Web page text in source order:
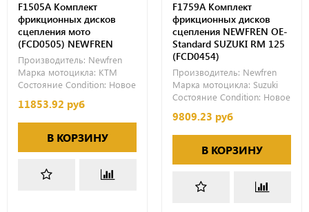
F1505A Комплект
фрикционных дисков
сцепления мото
(FCD0505) NEWFREN
Производитель: Newfren
Марка мотоцикла: KTM
Состояние Condition: Новое
11853.92 руб
В КОРЗИНУ
F1759A Комплект
фрикционных дисков
сцепления NEWFREN OE-
Standard SUZUKI RM 125
(FCD0454)
Производитель: Newfren
Марка мотоцикла: Suzuki
Состояние Condition: Новое
9809.23 руб
В КОРЗИНУ